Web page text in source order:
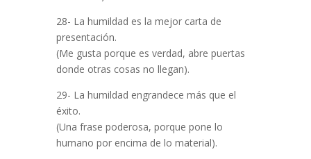
28- La humildad es la mejor carta de
presentación.
(Me gusta porque es verdad, abre puertas
donde otras cosas no llegan).
29- La humildad engrandece más que el
éxito.
(Una frase poderosa, porque pone lo
humano por encima de lo material).